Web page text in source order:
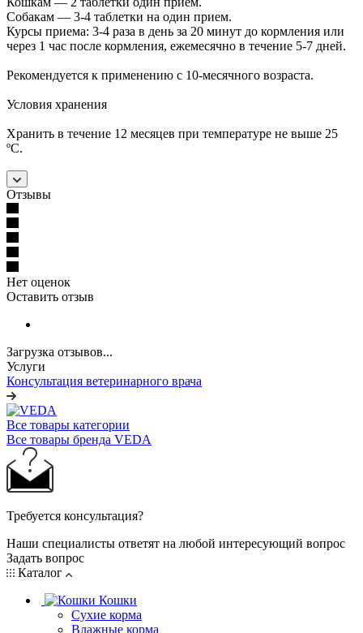
Собакам — 3-4 таблетки на один прием.
Курсы приема: 3-4 раза в день за 20 минут до кормления или
через 1 час после кормления, ежемесячно в течение 5-7 дней.
Рекомендуется к применению с 10-месячного возраста.
Условия хранения
Хранить в течение 12 месяцев при температуре не выше 25
ºС.
Отзывы
Нет оценок
Оставить отзыв
Загрузка отзывов...
Услуги
Консультация ветеринарного врача
Все товары категории
Все товары бренда VEDA
Требуется консультация?
Наши специалисты ответят на любой интересующий вопрос
Задать вопрос
Каталог
Кошки
Сухие корма
Влажные корма